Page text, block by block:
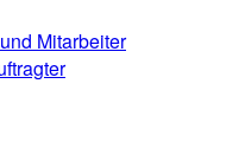
Mitarbeiter